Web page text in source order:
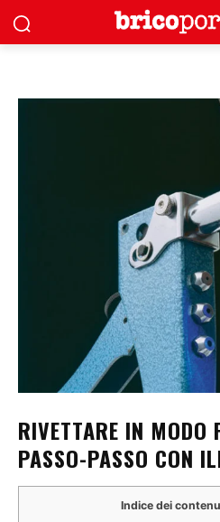
RIVETTARE IN MODO
PASSO-PASSO CON
Indice dei